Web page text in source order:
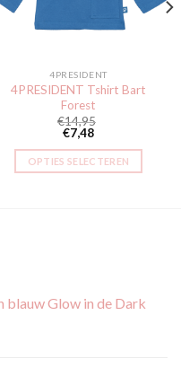
4PRESIDENT
4PRESIDENT Tshirt Bart
Forest
€14,95
€7,48
OPTIES SELECTEREN
kan
Glow in de Dark